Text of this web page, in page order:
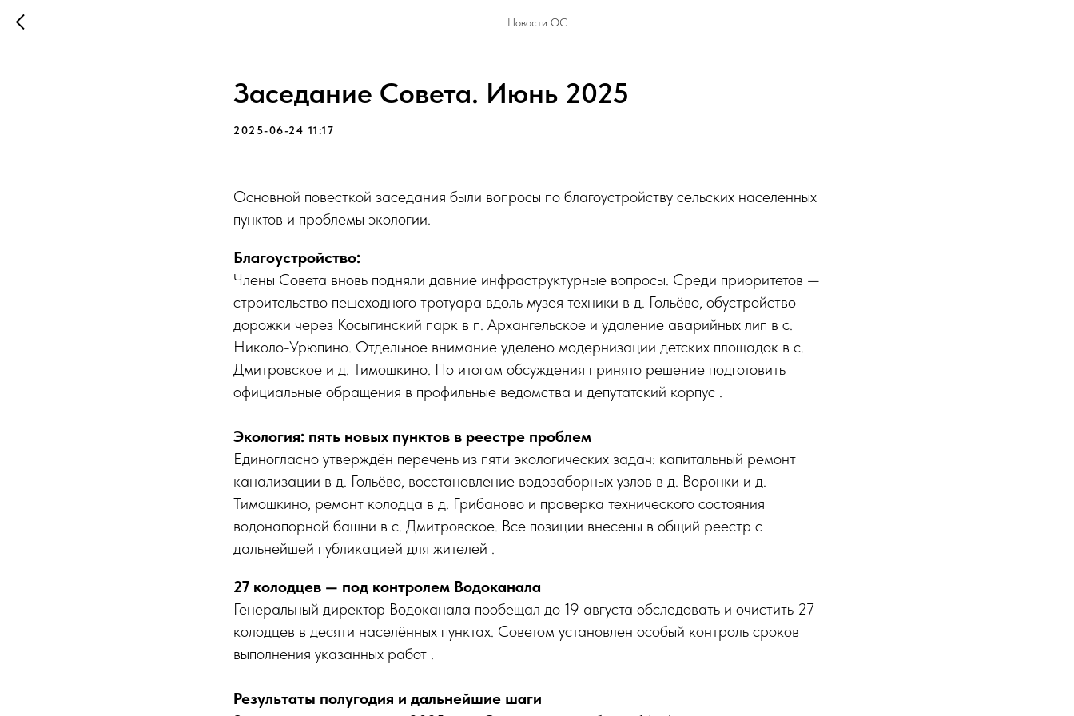
Новости ОС
Заседание Совета. Июнь 2025
2025-06-24 11:17
Основной повесткой заседания были вопросы по благоустройству сельских населенных
пунктов и проблемы экологии.
Благоустройство:
Члены Совета вновь подняли давние инфраструктурные вопросы. Среди приоритетов —
строительство пешеходного тротуара вдоль музея техники в д. Гольёво, обустройство
дорожки через Косыгинский парк в п. Архангельское и удаление аварийных лип в с.
Николо-Урюпино. Отдельное внимание уделено модернизации детских площадок в с.
Дмитровское и д. Тимошкино. По итогам обсуждения принято решение подготовить
официальные обращения в профильные ведомства и депутатский корпус .
Экология: пять новых пунктов в реестре проблем
Единогласно утверждён перечень из пяти экологических задач: капитальный ремонт
канализации в д. Гольёво, восстановление водозаборных узлов в д. Воронки и д.
Тимошкино, ремонт колодца в д. Грибаново и проверка технического состояния
водонапорной башни в с. Дмитровское. Все позиции внесены в общий реестр с
дальнейшей публикацией для жителей .
27 колодцев — под контролем Водоканала
Генеральный директор Водоканала пообещал до 19 августа обследовать и очистить 27
колодцев в десяти населённых пунктах. Советом установлен особый контроль сроков
выполнения указанных работ .
Результаты полугодия и дальнейшие шаги